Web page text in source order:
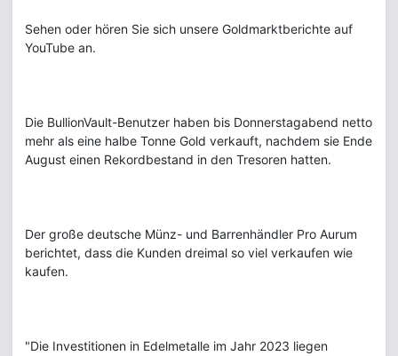
Sehen oder hören Sie sich unsere Goldmarktberichte auf
YouTube an.
Die BullionVault-Benutzer haben bis Donnerstagabend netto
mehr als eine halbe Tonne Gold verkauft, nachdem sie Ende
August einen Rekordbestand in den Tresoren hatten.
Der große deutsche Münz- und Barrenhändler Pro Aurum
berichtet, dass die Kunden dreimal so viel verkaufen wie
kaufen.
"Die Investitionen in Edelmetalle im Jahr 2023 liegen